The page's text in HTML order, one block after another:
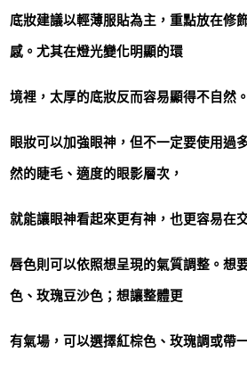
底妝建議以輕薄服貼為主，重點放在修
感。尤其在燈光變化明顯的環
境裡，太厚的底妝反而容易顯得不自然。
眼妝可以加強眼神，但不一定要使用過
然的睫毛、適度的眼影層次，
就能讓眼神看起來更有神，也更容易在
唇色則可以依照想呈現的氣質調整。想
色、玫瑰豆沙色；想讓整體更
有氣場，可以選擇紅棕色、玫瑰調或帶